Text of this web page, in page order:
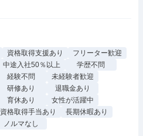
資格取得支援あり
フリーター歓迎
中途入社50％以上
学歴不問
経験不問
未経験者歓迎
研修あり
退職金あり
育休あり
女性が活躍中
資格取得手当あり
長期休暇あり
ノルマなし